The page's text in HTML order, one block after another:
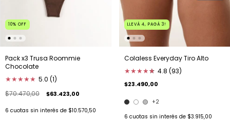
10% OFF
Pack x3 Trusa Roommie
Chocolate
★★★★★ 5.0 (1)
$70.470,00
$63.423,00
6 cuotas sin interés de $10.570,50
LLEVÁ 4, PAGÁ 3!
Colaless Everyday Tiro Alto
★★★★★
★ 4.8 (93)
$23.490,00
+2
6 cuotas sin interés de $3.915,00